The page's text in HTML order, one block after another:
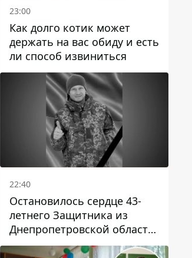
23:00
Как долго котик может
держать на вас обиду и есть
ли способ извиниться
22:40
Остановилось сердце 43-
летнего Защитника из
Днепропетровской области
Евгения Зинченко